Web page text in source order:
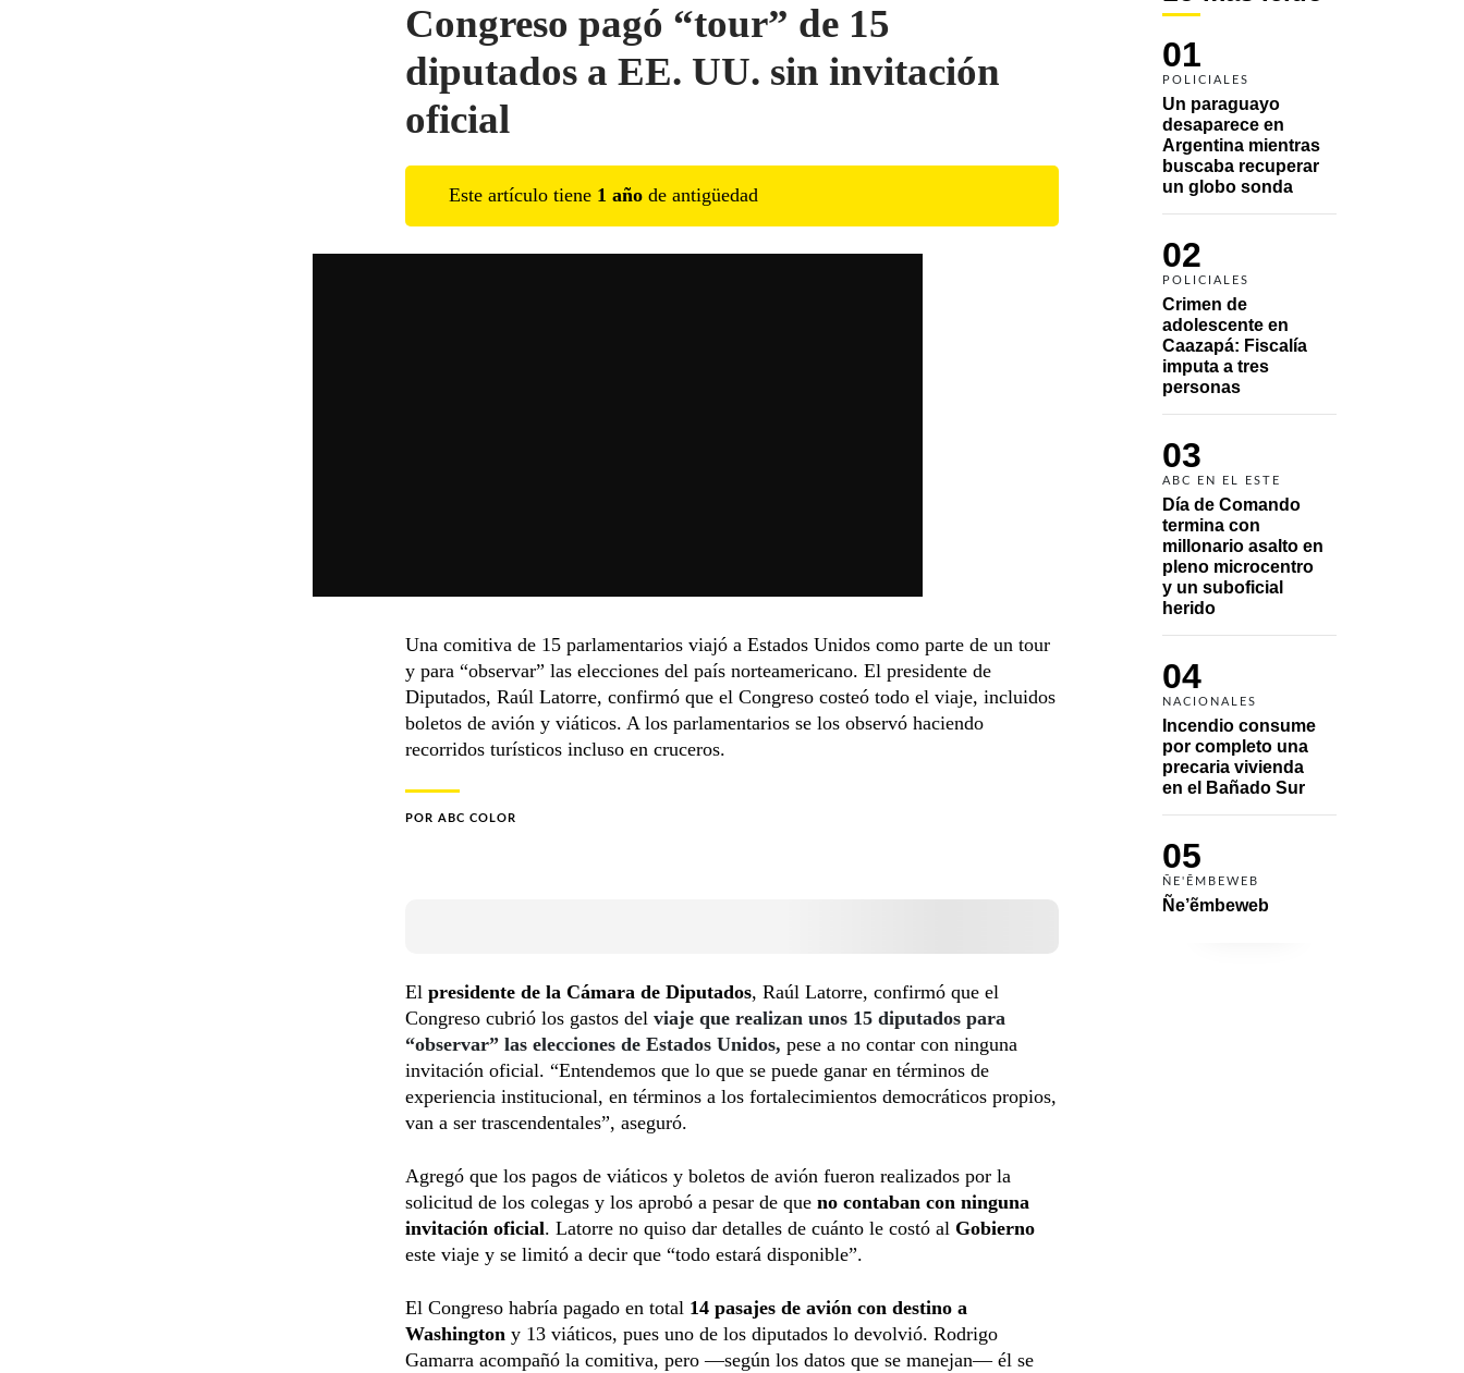
01
POLICIALES
Un paraguayo
desaparece en
Argentina mientras
buscaba recuperar
un globo sonda
02
POLICIALES
Crimen de
adolescente en
Caazapá: Fiscalía
imputa a tres
personas
03
ABC EN EL ESTE
Día de Comando
termina con
millonario asalto en
pleno microcentro
y un suboficial
herido
04
NACIONALES
Incendio consume
por completo una
precaria vivienda
en el Bañado Sur
05
ÑE'ẼMBEWEB
Ñe’ẽmbeweb
Congreso pagó “tour” de 15
diputados a EE. UU. sin invitación
oficial
Este artículo tiene 1 año de antigüedad
Una comitiva de 15 parlamentarios viajó a Estados Unidos como parte de un tour
y para “observar” las elecciones del país norteamericano. El presidente de
Diputados, Raúl Latorre, confirmó que el Congreso costeó todo el viaje, incluidos
boletos de avión y viáticos. A los parlamentarios se los observó haciendo
recorridos turísticos incluso en cruceros.
POR ABC COLOR
El presidente de la Cámara de Diputados, Raúl Latorre, confirmó que el
Congreso cubrió los gastos del viaje que realizan unos 15 diputados para
“observar” las elecciones de Estados Unidos, pese a no contar con ninguna
invitación oficial. “Entendemos que lo que se puede ganar en términos de
experiencia institucional, en términos a los fortalecimientos democráticos propios,
van a ser trascendentales”, aseguró.
Agregó que los pagos de viáticos y boletos de avión fueron realizados por la
solicitud de los colegas y los aprobó a pesar de que no contaban con ninguna
invitación oficial. Latorre no quiso dar detalles de cuánto le costó al Gobierno
este viaje y se limitó a decir que “todo estará disponible”.
El Congreso habría pagado en total 14 pasajes de avión con destino a
Washington y 13 viáticos, pues uno de los diputados lo devolvió. Rodrigo
Gamarra acompañó la comitiva, pero —según los datos que se manejan— él se